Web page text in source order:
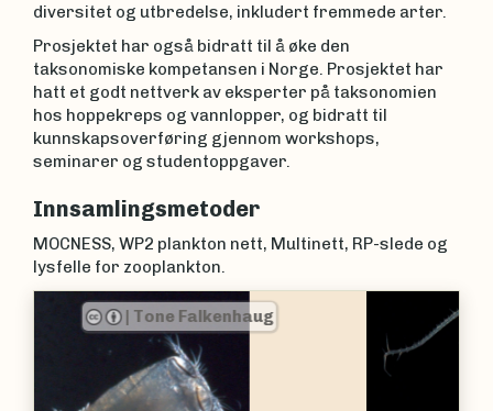
diversitet og utbredelse, inkludert fremmede arter.
Prosjektet har også bidratt til å øke den
taksonomiske kompetansen i Norge. Prosjektet har
hatt et godt nettverk av eksperter på taksonomien
hos hoppekreps og vannlopper, og bidratt til
kunnskapsoverføring gjennom workshops,
seminarer og studentoppgaver.
Innsamlingsmetoder
MOCNESS, WP2 plankton nett, Multinett, RP-slede og
lysfelle for zooplankton.
Tone Falkenhaug